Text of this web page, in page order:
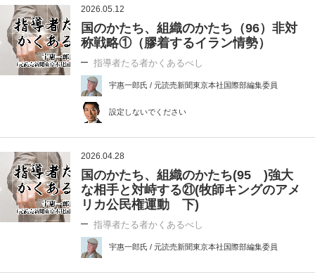
2026.05.12
国のかたち、組織のかたち（96）非対
称戦略①（膠着するイラン情勢）
指導者たる者かくあるべし
宇惠一郎氏 / 元読売新聞東京本社国際部編集委員
設定しないでください
2026.04.28
国のかたち、組織のかたち(95 )強大
な相手と対峙する㉑(牧師キングのアメ
リカ公民権運動 下)
指導者たる者かくあるべし
宇惠一郎氏 / 元読売新聞東京本社国際部編集委員